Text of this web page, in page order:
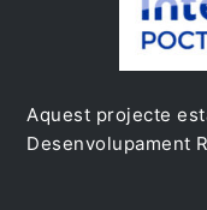
Aquest projecte
Desenvolupament